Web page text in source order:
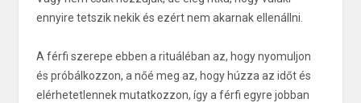
ennyire tetszik nekik és ezért nem akarnak ellenállni.
A férfi szerepe ebben a rituáléban az, hogy nyomuljon
és próbálkozzon, a nőé meg az, hogy húzza az időt és
elérhetetlennek mutatkozzon, így a férfi egyre jobban